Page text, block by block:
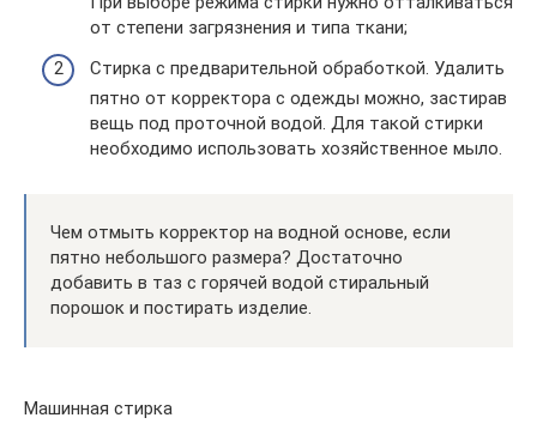
от степени загрязнения и типа ткани;
Стирка с предварительной обработкой. Удалить
пятно от корректора с одежды можно, застирав
вещь под проточной водой. Для такой стирки
необходимо использовать хозяйственное мыло.
Чем отмыть корректор на водной основе, если
пятно небольшого размера? Достаточно
добавить в таз с горячей водой стиральный
порошок и постирать изделие.
Машинная стирка